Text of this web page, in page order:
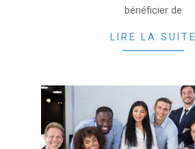
bénéficier de
LIRE LA SUITE